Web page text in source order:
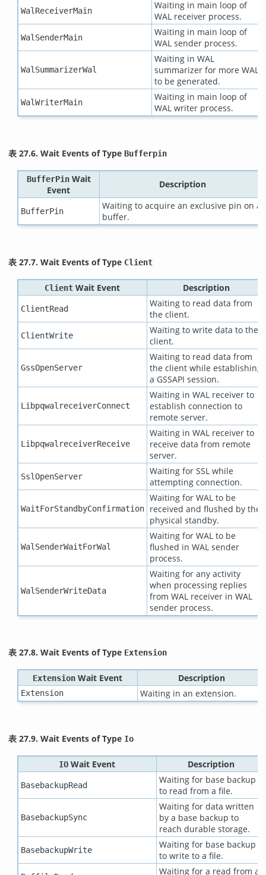
WalReceiverMain
Waiting in main loop of
WAL receiver process.
WalSenderMain
Waiting in main loop of
WAL sender process.
WalSummarizerWal
Waiting in WAL
summarizer for more WAL
to be generated.
WalWriterMain
Waiting in main loop of
WAL writer process.
表 27.6. Wait Events of Type Bufferpin
BufferPinWait
Event
Description
BufferPin
Waiting to acquire an exclusive pin on a
buffer.
表 27.7. Wait Events of Type Client
Client Wait Event Description
ClientRead
Waiting to read data from
the client.
ClientWrite
Waiting to write data to the
client.
GssOpenServer
Waiting to read data from
the client while establishing
a GSSAPI session.
LibpqwalreceiverConnect
Waiting in WAL receiver to
establish connection to
remote server.
LibpqwalreceiverReceive
Waiting in WAL receiver to
receive data from remote
server.
SslOpenServer
Waiting for SSL while
attempting connection.
WaitForStandbyConfirmation
Waiting for WAL to be
received and flushed by the
physical standby.
WalSenderWaitForWal
Waiting for WAL to be
flushed in WAL sender
process.
WalSenderWriteData
Waiting for any activity
when processing replies
from WAL receiver in WAL
sender process.
表 27.8. Wait Events of Type Extension
Extension Wait Event Description
Extension Waiting in an extension.
表 27.9. Wait Events of Type Io
IO Wait Event Description
BasebackupRead
Waiting for base backup
to read from a file.
BasebackupSync
Waiting for data written
by a base backup to
reach durable storage.
BasebackupWrite
Waiting for base backup
to write to a file.
Waiting for a read from a